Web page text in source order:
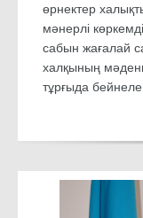
өрнектер
мәнерлі
сабын жағалай
халқының
тұрғыда